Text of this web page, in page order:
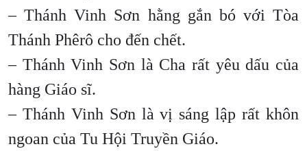
– Thánh Vinh Sơn hằng gắn bó với Tòa
Thánh Phêrô cho đến chết.
– Thánh Vinh Sơn là Cha rất yêu dấu của
hàng Giáo sĩ.
– Thánh Vinh Sơn là vị sáng lập rất khôn
ngoan của Tu Hội Truyền Giáo.